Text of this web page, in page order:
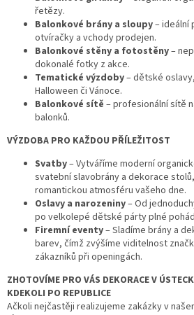
v
ý
p
s
řetězy.
Balonkové brány a sloupy– ideální
otvíračky a vchody prodejen.
Balonkové stěny a fotostěny–
dokonalé fotky z akce.
Tematické výzdoby– dětské
Halloween či Vánoce.
Balonkové sítě – profesionální sítě
balonků.
VÝZDOBA PRO KAŽDOU PŘÍLEŽITOST
Svatby– Vytváříme moderní
svatební slavobrány a dekorace
romantickou atmosféru vašeho dne.
Oslavy a narozeniny– Od
po velkolepé dětské párty plné
Firemní eventy– Sladíme brány a
barev, čímž zvýšíme viditelnost
zákazníků při openingách.
ZHOTOVÍME PRO VÁS DEKORACE V
KDEKOLI PO REPUBLICE
Ačkoli nejčastěji realizujeme zakázky v